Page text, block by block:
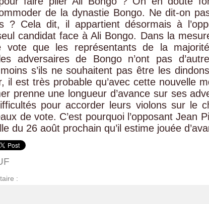
de la dynastie Bongo. Ne dit-on
? Cela dit, il appartient désormais à
candidat face à Ali Bongo. Dans la
vote que les représentants de la
les adversaires de Bongo n’ont pas
s’ils ne souhaitent pas être les
il est très probable qu’avec cette nouvelle
prenne une longueur d’avance sur ses
pour accorder leurs violons sur le
de vote. C’est pourquoi l’opposant Jean
du 26 août prochain qu’il estime jouée
: